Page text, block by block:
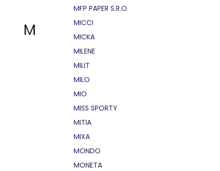
M
MFP PAPER S.R.O.
MICCI
MICKA
MILENE
MILIT
MILO
MIO
MISS SPORTY
MITIA
MIXA
MONDO
MONETA